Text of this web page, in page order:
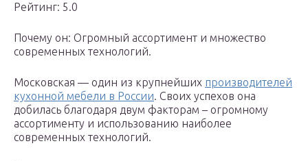
Рейтинг: 5.0
Почему он: Огромный ассортимент и множество
современных технологий.
Московская — один из крупнейших производителей
кухонной мебели в России. Своих успехов она
добилась благодаря двум факторам – огромному
ассортименту и использованию наиболее
современных технологий.